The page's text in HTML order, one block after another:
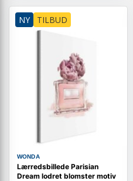
NY TILBUD
WONDA
Lærredsbillede Parisian
Dream lodret blomster motiv